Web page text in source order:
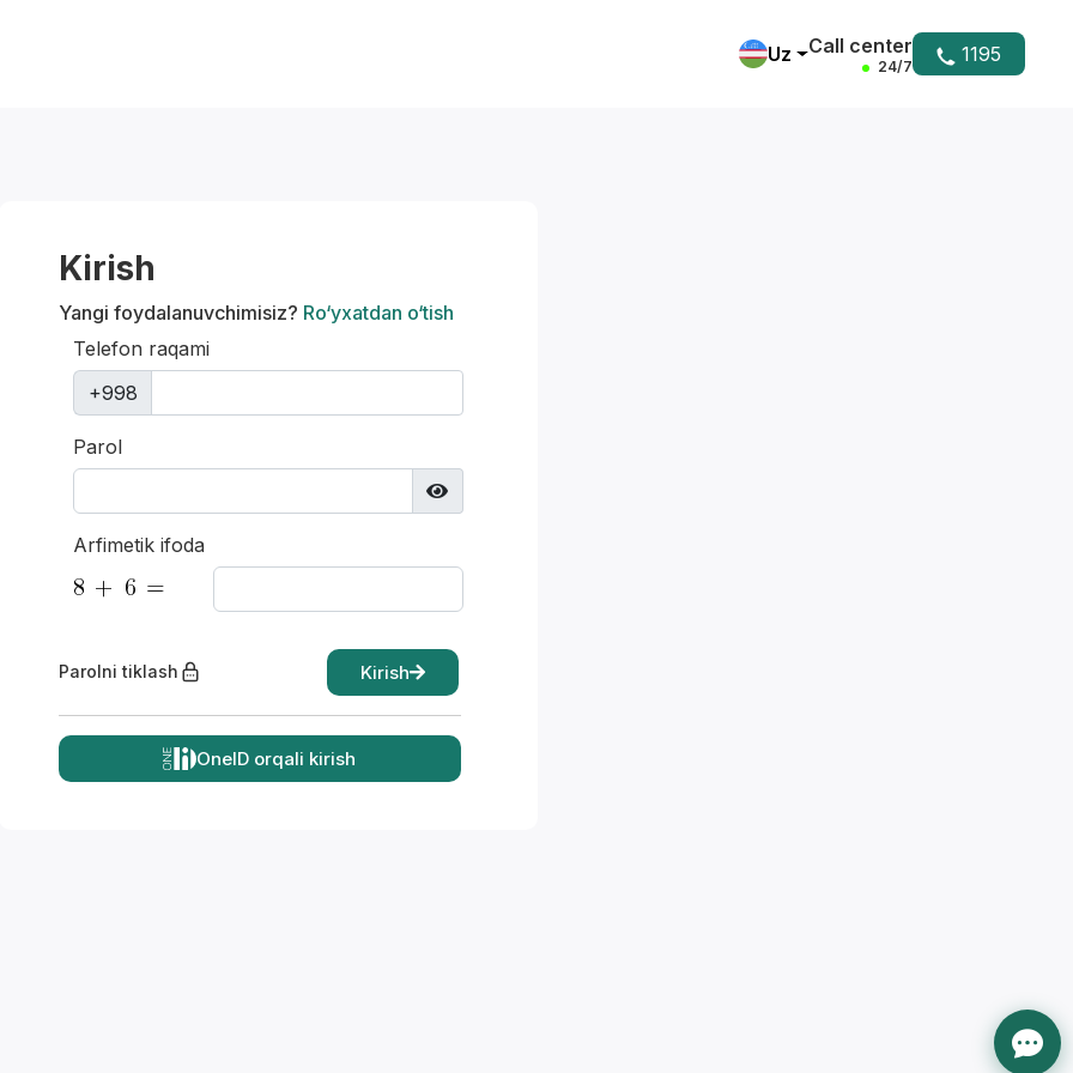
Uz Call center
24/7 1195
Kirish
Yangi foydalanuvchimisiz? Ro‘yxatdan o‘tish
Telefon raqami
+998
Parol
Arfimetik ifoda
Parolni tiklash Kirish
OneID orqali kirish